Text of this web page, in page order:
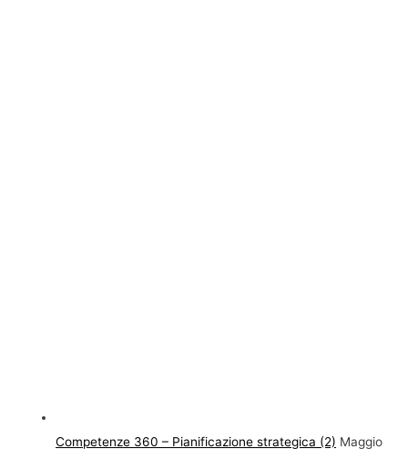
Competenze 360 – Pianificazione strategica (2) Maggio